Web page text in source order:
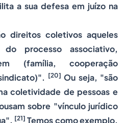
a sua defesa em juízo na
direitos coletivos aqueles
do processo associativo,
(família, cooperação
[20] Ou seja, "são
coletividade de pessoas e
sobre "vínculo jurídico
[21] Temos como exemplo,